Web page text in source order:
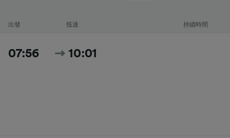
出發 抵達 持續時間
07:56 10:01